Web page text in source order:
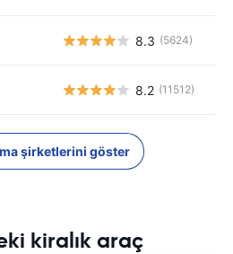
8.3 (5624)
8.2 (11512)
şirketlerini göster
kiralık araç